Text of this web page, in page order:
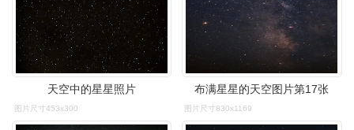
天空中的星星照片
图片尺寸453x300
布满星星的天空图片第17张
图片尺寸830x1169